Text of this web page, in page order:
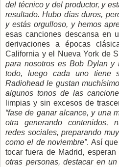
del técnico y del productor, y
resultado. Hubo días duros,
y estás orgulloso, y hemos
esas canciones descansa en
derivaciones a épocas
California y el Nueva York de
para nosotros es Bob Dylan y
todo, luego cada uno tiene
Radiohead le gustan
algunos tonos de las
limpias y sin excesos de
“fase de ganar alcance, y una
otra generando contenidos,
redes sociales, preparando
como el de noviembre”. Así
tocar fuera de Madrid,
otras personas, destacar en